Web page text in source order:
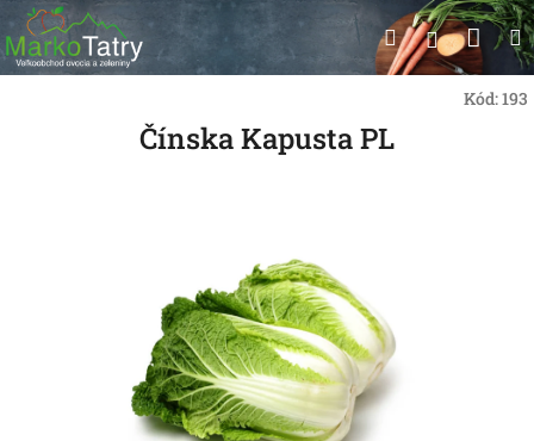
Prejsť
na
obsah
Hľadať
Kód:193
Čínska Kapusta PL